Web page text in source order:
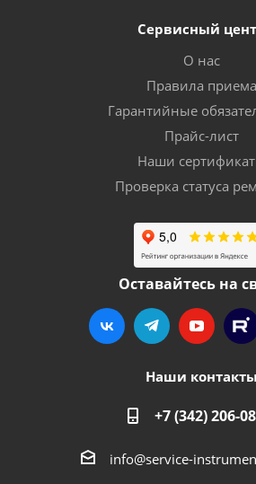
Сервисный
О нас
Правила приема
Гарантийные
Прайс-лист
Наши
Проверка статуса
Оставайтесь на
Наши контакты
+7 (342) 206-
info@service-